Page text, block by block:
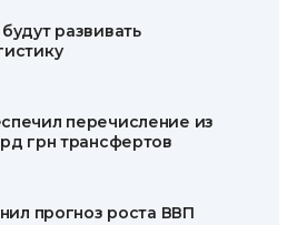
развивать
перечисление из
грн трансфертов
прогноз роста ВВП